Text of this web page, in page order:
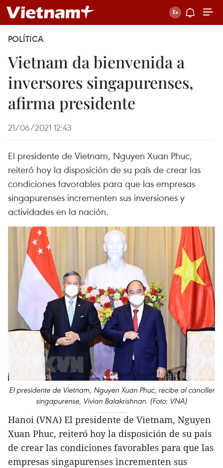
POLÍTICA
Vietnam da bienvenida a
inversores singapurenses,
afirma presidente
21/06/2021 12:43
El presidente de Vietnam, Nguyen Xuan Phuc,
reiteró hoy la disposición de su país de crear las
condiciones favorables para que las empresas
singapurenses incrementen sus inversiones y
actividades en la nación.
El presidente de Vietnam, Nguyen Xuan Phuc, recibe al canciller
singapurense, Vivian Balakrishnan. (Foto: VNA)
Hanoi (VNA) El presidente de Vietnam, Nguyen
Xuan Phuc, reiteró hoy la disposición de su país
de crear las condiciones favorables para que las
empresas singapurenses incrementen sus